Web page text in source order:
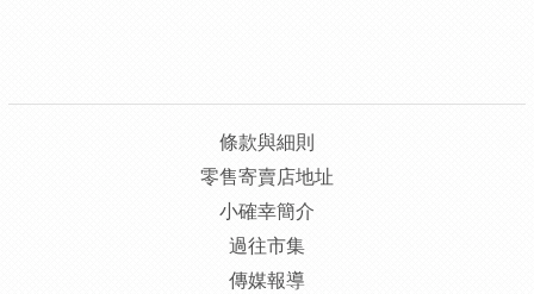
條款與細則
零售寄賣店地址
小確幸簡介
過往市集
傳媒報導